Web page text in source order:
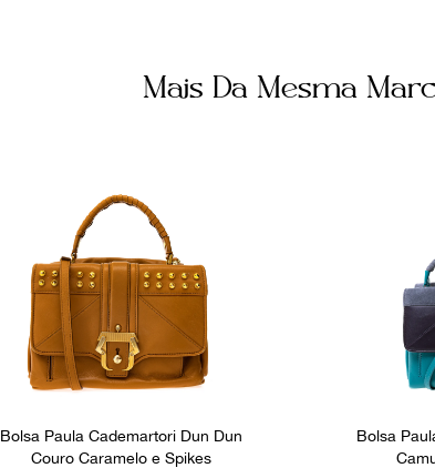
Mais Da Mesma
Bolsa Paula Cademartori Dun Dun
Couro Caramelo e Spikes
Bolsa